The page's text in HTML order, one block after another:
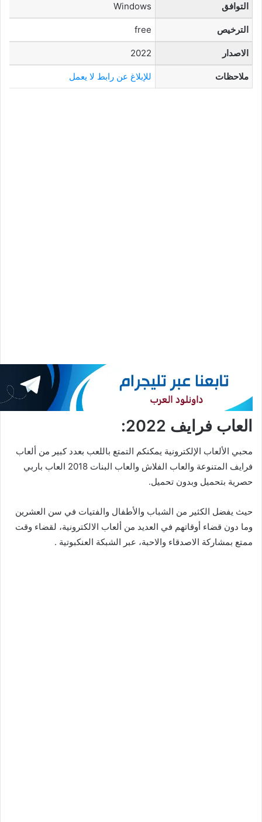
التوافق Windows
الترخيص free
الاصدار 2022
ملاحظات للإبلاغ عن رابط لا يعمل
العاب فرايف 2022:
محبي الألعاب الإلكترونية يمكنكم التمتع باللعب بعدد كبير من ألعاب
فرايف المتنوعة والعاب الفلاش والعاب البنات 2018 العاب باربي
حصرية بتحميل وبدون تحميل.
حيث يفضل الكثير من الشباب والأطفال والفتيات في سن العشرين
وما دون قضاء أوقاتهم في العديد من ألعاب الالكترونية، لقضاء وقت
ممتع بمشاركة الاصدقاء والاحبة، عبر الشبكة العنكبوتية .